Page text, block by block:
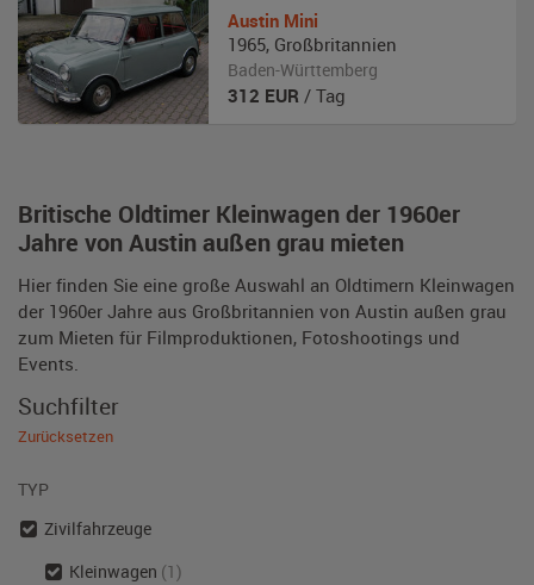
Britische Oldtimer Kleinwagen der 1960er
Jahre von Austin außen grau mieten
Hier finden Sie eine große Auswahl an Oldtimern Kleinwagen
der 1960er Jahre aus Großbritannien von Austin außen grau
zum Mieten für Filmproduktionen, Fotoshootings und
Events.
Austin Mini
1965, Großbritannien
Baden-Württemberg
312 EUR / Tag
Suchfilter
Zurücksetzen
TYP
Zivilfahrzeuge
Kleinwagen (1)